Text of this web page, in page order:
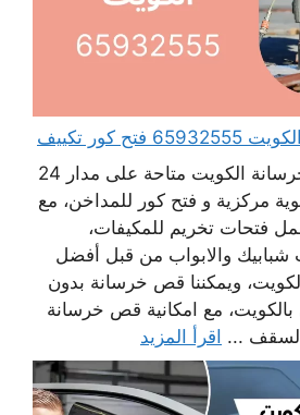
كور تكييف
خدمات شركة قص خرسانة الكويت متاحة على مدار 24
مركزية و فتح كور للمداخن، مع
فتحات تخريم للمكيفات،
شبابيك والابواب من قبل أفضل
ويمكننا قص خرسانة بدون
بالكويت، مع امكانية قص خرسانة
... اقرأ المزيد